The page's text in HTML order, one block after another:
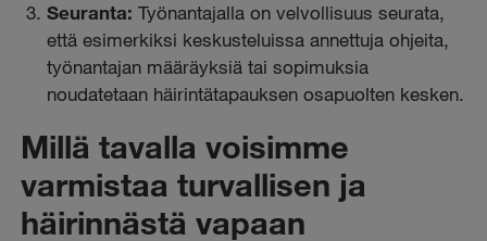
Seuranta: Työnantajalla on velvollisuus seurata,
että esimerkiksi keskusteluissa annettuja ohjeita,
työnantajan määräyksiä tai sopimuksia
noudatetaan häirintätapauksen osapuolten kesken.
Millä tavalla voisimme
varmistaa turvallisen ja
häirinnästä vapaan